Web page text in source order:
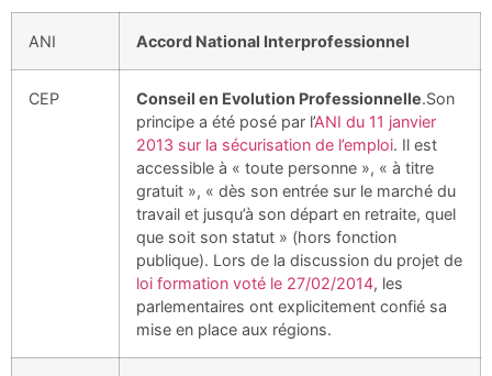
ANI Accord National Interprofessionnel
CEP Conseil en Evolution Professionnelle.Son
principe a été posé par l’ANI du 11 janvier
2013 sur la sécurisation de l’emploi. Il est
accessible à « toute personne », « à titre
gratuit », « dès son entrée sur le marché du
travail et jusqu’à son départ en retraite, quel
que soit son statut » (hors fonction
publique). Lors de la discussion du projet de
loi formation voté le 27/02/2014, les
parlementaires ont explicitement confié sa
mise en place aux régions.